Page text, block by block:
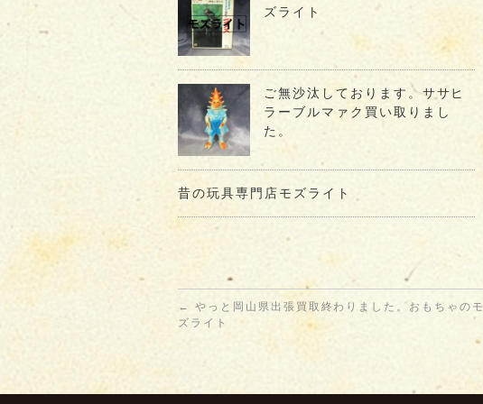
ズライト
ご無沙汰しております。ササヒ
ラーブルマァク買い取りまし
た。
昔の玩具専門店モズライト
←
やっと岡山県出張買取終わりました。おもちゃのモ
ズライト